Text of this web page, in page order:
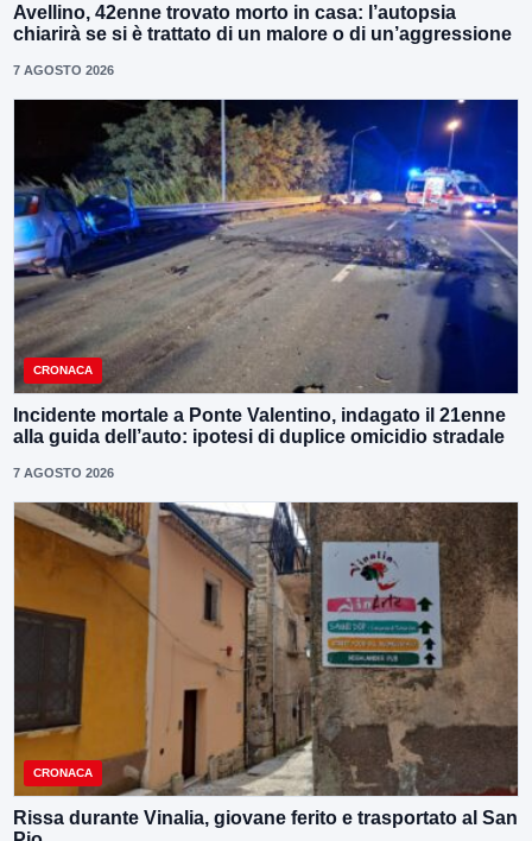
Avellino, 42enne trovato morto in casa: l’autopsia
chiarirà se si è trattato di un malore o di un’aggressione
7 AGOSTO 2026
CRONACA
Incidente mortale a Ponte Valentino, indagato il 21enne
alla guida dell’auto: ipotesi di duplice omicidio stradale
7 AGOSTO 2026
CRONACA
Rissa durante Vinalia, giovane ferito e trasportato al San